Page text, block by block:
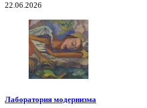
22.06.2026
Лаборатория модернизма